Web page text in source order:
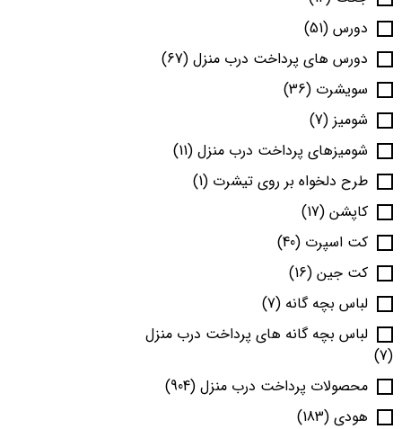
دورس (51)
دورس های پرداخت درب منزل (67)
سویشرت (36)
شومیز (7)
شومیزهای پرداخت درب منزل (11)
طرح دلخواه بر روی تیشرت (1)
کاپشن (17)
کت اسپرت (40)
کت جین (16)
لباس بچه گانه (7)
لباس بچه گانه های پرداخت درب منزل
(7)
محصولات پرداخت درب منزل (904)
هودی (183)